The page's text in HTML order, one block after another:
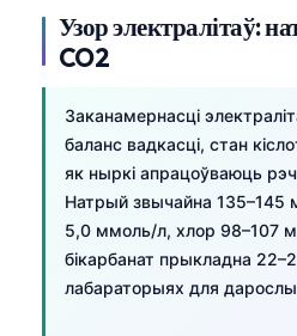
Узор электралітаў:
CO2
Заканамернасці
баланс вадкасці, стан
як ныркі апрацоўваюць
Натрый звычайна 135–145
5,0 ммоль/л, хлор 98–107
бікарбанат прыкладна
лабараторыях для
日本語
Čeština
ქართული
Русский
Polski